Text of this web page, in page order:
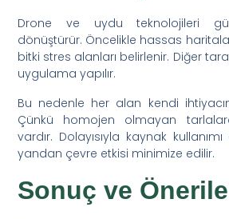
Drone ve uydu teknolojileri
dönüştürür. Öncelikle hassas
bitki stres alanları belirlenir. Diğer
uygulama yapılır.
Bu nedenle her alan kendi
Çünkü homojen olmayan
vardır. Dolayısıyla kaynak
yandan çevre etkisi minimize edilir.
Sonuç ve